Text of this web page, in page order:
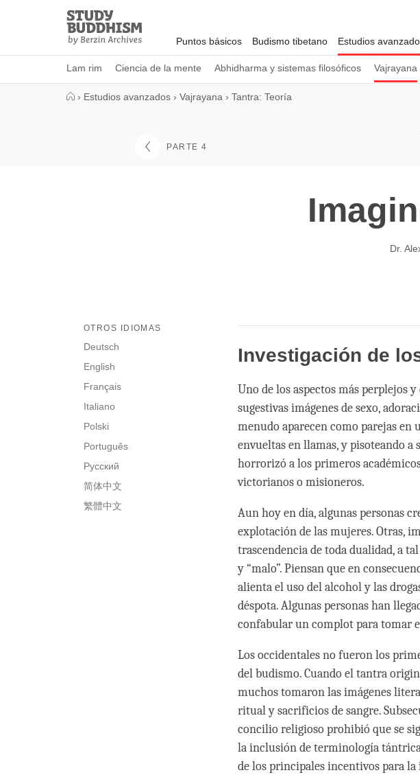
Study
Buddhism
Home
Puntos básicos Budismo tibetano Estudios
Lam rim Ciencia de la mente Abhidharma y sistemas filosóficos Vajrayana
› Estudios avanzados › Vajrayana › Tantra: Teoría
PARTE 4
Dr.
OTROS IDIOMAS
Deutsch
English
Français
Italiano
Polski
Português
Русский
简体中文
繁體中文
Investigación de
Uno de los aspectos más perplejos
sugestivas imágenes de sexo,
menudo aparecen como parejas en
envueltas en llamas, y pisoteando a
horrorizó a los primeros
victorianos o misioneros.
Aun hoy en día, algunas personas
explotación de las mujeres. Otras,
trascendencia de toda dualidad, a
y “malo”. Piensan que en
alienta el uso del alcohol y las
déspota. Algunas personas han
confabular un complot para tomar
Los occidentales no fueron los
del budismo. Cuando el tantra
muchos tomaron las imágenes
ritual y sacrificios de sangre.
concilio religioso prohibió que se
la inclusión de terminología
de los principales incentivos para